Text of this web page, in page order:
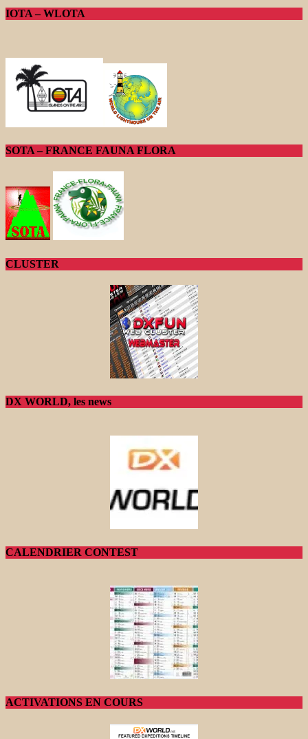
IOTA – WLOTA
SOTA – FRANCE FAUNA FLORA
CLUSTER
DX WORLD, les news
CALENDRIER CONTEST
ACTIVATIONS EN COURS